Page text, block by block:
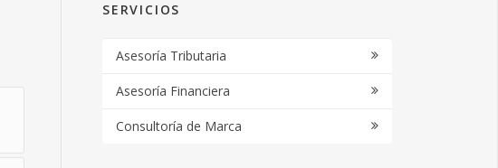
SERVICIOS
Asesoría Tributaria
Asesoría Financiera
Consultoría de Marca